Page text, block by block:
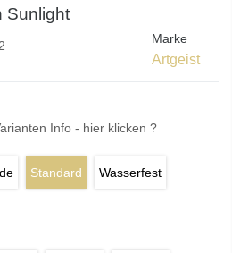
Sunlight
Marke
Artgeist
Info - hier klicken ?
Standard Wasserfest